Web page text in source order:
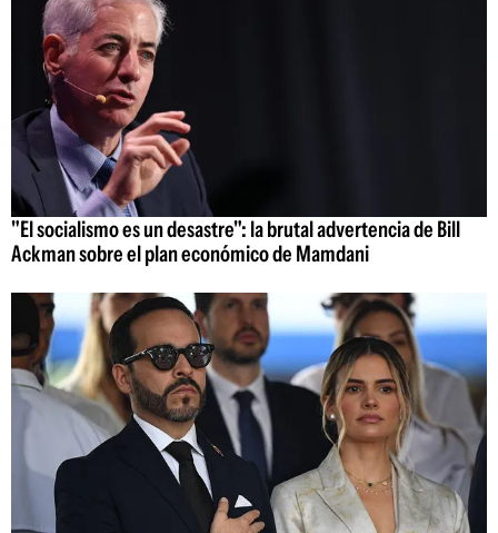
"El socialismo es un desastre": la brutal advertencia de Bill
Ackman sobre el plan económico de Mamdani